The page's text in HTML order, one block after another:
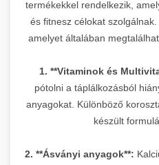
termékekkel rendelkezik,
és fitnesz célokat
amelyet általában
1. **Vitaminok és
pótolni a táplálkozásból
anyagokat. Különböző
készült
2. **Ásványi anyagok**: